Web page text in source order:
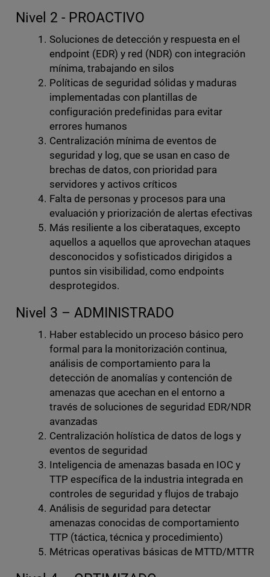
Nivel 2 - PROACTIVO
Soluciones de detección y respuesta en el
endpoint (EDR) y red (NDR) con integración
mínima, trabajando en silos
Políticas de seguridad sólidas y maduras
implementadas con plantillas de
configuración predefinidas para evitar
errores humanos
Centralización mínima de eventos de
seguridad y log, que se usan en caso de
brechas de datos, con prioridad para
servidores y activos críticos
Falta de personas y procesos para una
evaluación y priorización de alertas efectivas
Más resiliente a los ciberataques, excepto
aquellos a aquellos que aprovechan ataques
desconocidos y sofisticados dirigidos a
puntos sin visibilidad, como endpoints
desprotegidos.
Nivel 3 – ADMINISTRADO
Haber establecido un proceso básico pero
formal para la monitorización continua,
análisis de comportamiento para la
detección de anomalías y contención de
amenazas que acechan en el entorno a
través de soluciones de seguridad EDR/NDR
avanzadas
Centralización holística de datos de logs y
eventos de seguridad
Inteligencia de amenazas basada en IOC y
TTP específica de la industria integrada en
controles de seguridad y flujos de trabajo
Análisis de seguridad para detectar
amenazas conocidas de comportamiento
TTP (táctica, técnica y procedimiento)
Métricas operativas básicas de MTTD/MTTR